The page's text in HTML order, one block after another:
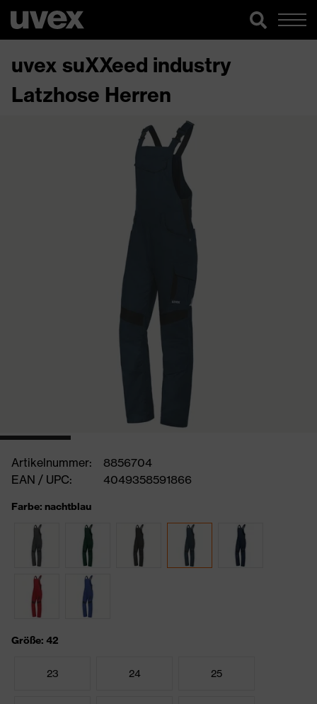
uvex suXXeed industry
Latzhose Herren
Artikelnummer:
8856704
EAN / UPC:
4049358591866
Farbe: nachtblau
Größe: 42
23 24 25